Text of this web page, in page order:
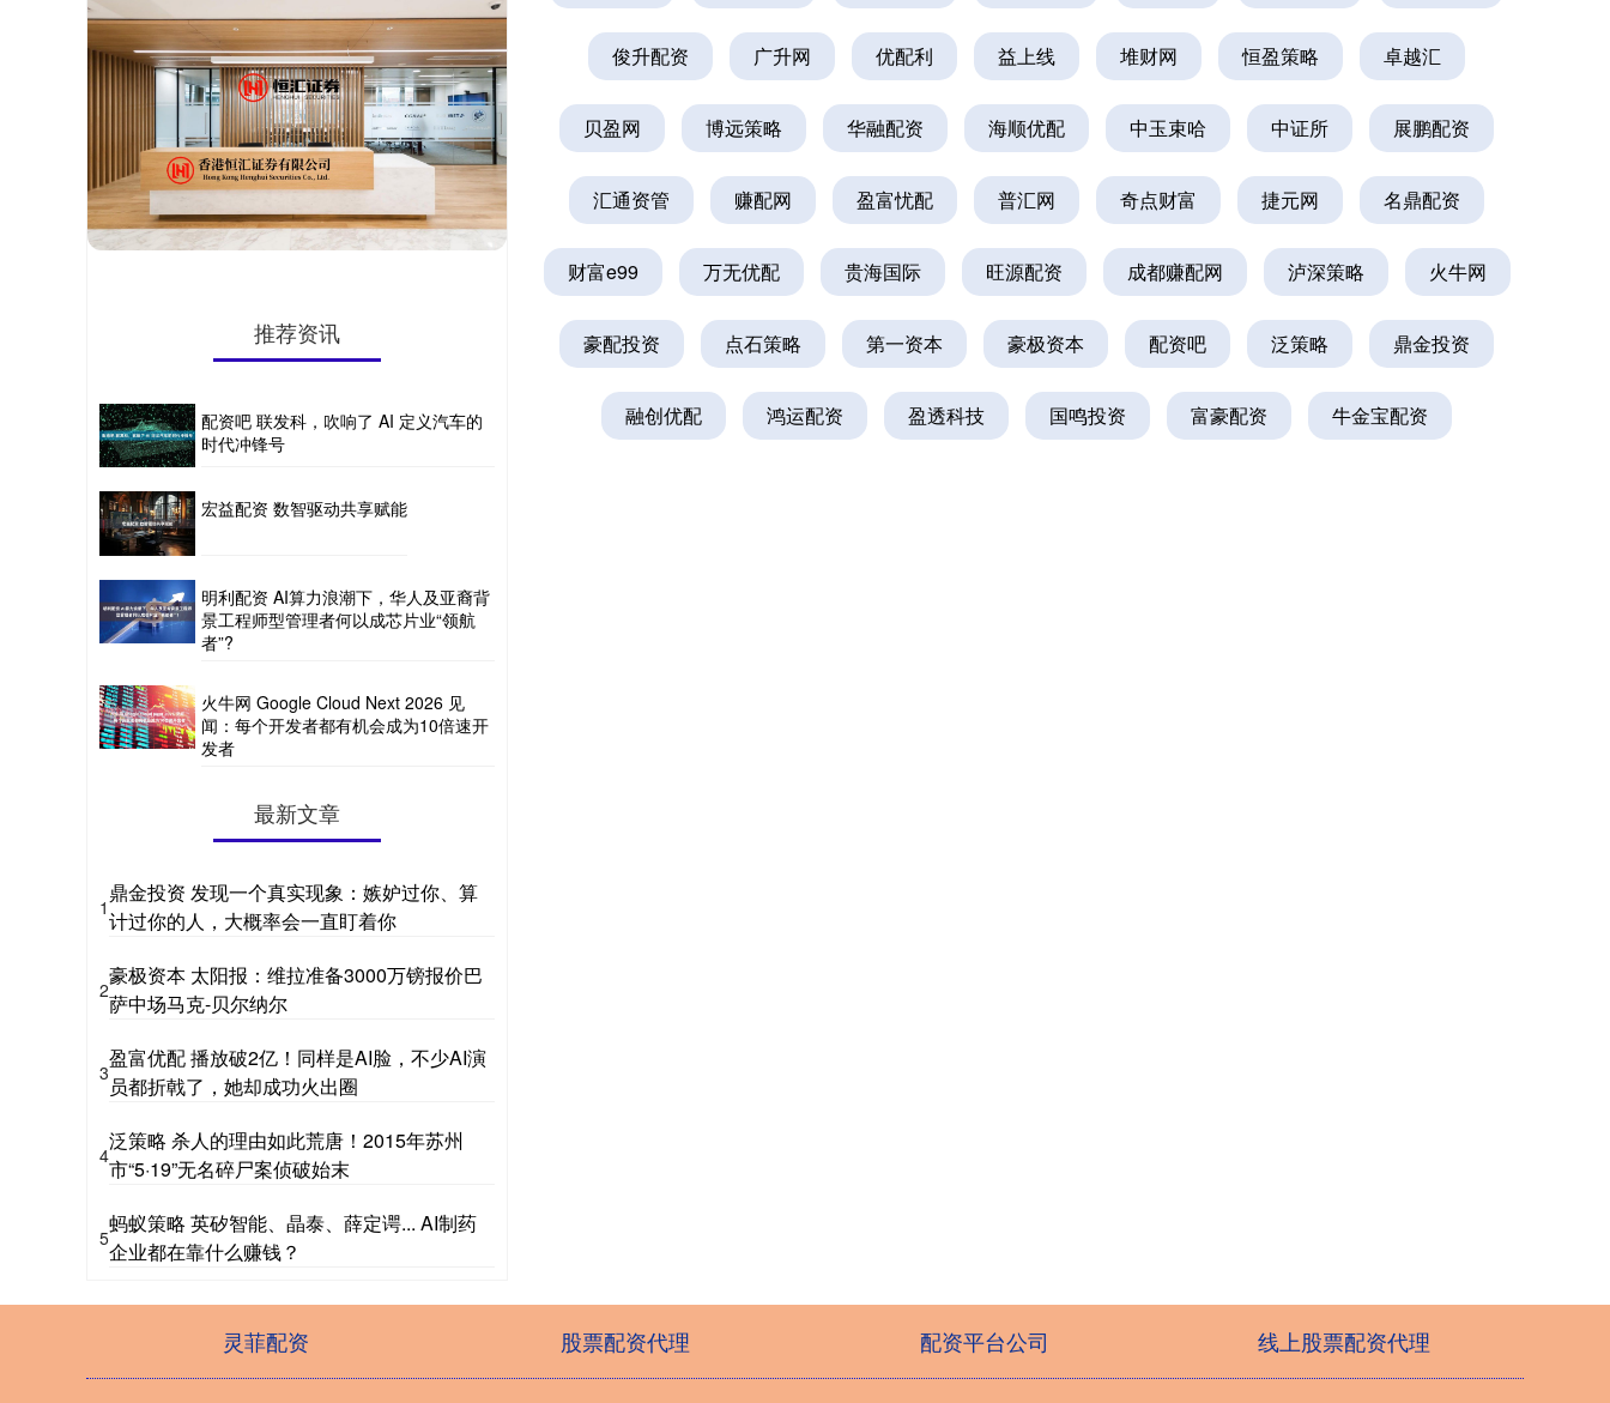
俊升配资 广升网 优配利 益上线 堆财网 恒盈策略 卓越汇
贝盈网 博远策略 华融配资 海顺优配 中玉束哈 中证所 展鹏配资
汇通资管 赚配网 盈富忧配 普汇网 奇点财富 捷元网 名鼎配资
财富e99 万无优配 贵海国际 旺源配资 成都赚配网 泸深策略 火牛网
豪配投资 点石策略 第一资本 豪极资本 配资吧 泛策略 鼎金投资
融创优配 鸿运配资 盈透科技 国鸣投资 富豪配资 牛金宝配资
推荐资讯
配资吧 联发科，吹响了 AI 定义汽车的
时代冲锋号
宏益配资 数智驱动共享赋能
明利配资 AI算力浪潮下，华人及亚裔背
景工程师型管理者何以成芯片业“领航
者”?
火牛网 Google Cloud Next 2026 见
闻：每个开发者都有机会成为10倍速开
发者
最新文章
1
鼎金投资 发现一个真实现象：嫉妒过你、算
计过你的人，大概率会一直盯着你
2
豪极资本 太阳报：维拉准备3000万镑报价巴
萨中场马克-贝尔纳尔
3
盈富优配 播放破2亿！同样是AI脸，不少AI演
员都折戟了，她却成功火出圈
4
泛策略 杀人的理由如此荒唐！2015年苏州
市“5·19”无名碎尸案侦破始末
5
蚂蚁策略 英矽智能、晶泰、薛定谔... AI制药
企业都在靠什么赚钱？
灵菲配资 股票配资代理 配资平台公司 线上股票配资代理